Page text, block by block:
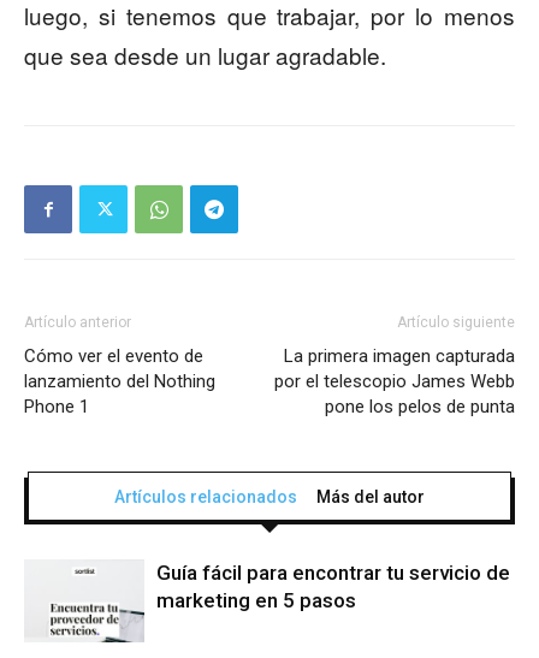
luego, si tenemos que trabajar, por lo menos
que sea desde un lugar agradable.
Artículo anterior
Cómo ver el evento de
lanzamiento del Nothing
Phone 1
Artículo siguiente
La primera imagen capturada
por el telescopio James Webb
pone los pelos de punta
Artículos relacionados Más del autor
Guía fácil para encontrar tu servicio de
marketing en 5 pasos